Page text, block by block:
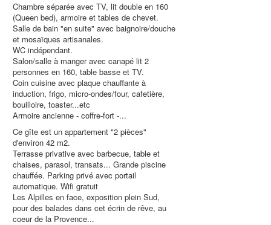
Chambre séparée avec TV, lit double en 160
(Queen bed), armoire et tables de chevet.
Salle de bain "en suite" avec baignoire/douche
et mosaïques artisanales.
WC indépendant.
Salon/salle à manger avec canapé lit 2
personnes en 160, table basse et TV.
Coin cuisine avec plaque chauffante à
induction, frigo, micro-ondes/four, cafetière,
bouilloire, toaster...etc
Armoire ancienne - coffre-fort -...
Ce gîte est un appartement "2 pièces"
d'environ 42 m2.
Terrasse privative avec barbecue, table et
chaises, parasol, transats... Grande piscine
chauffée. Parking privé avec portail
automatique. Wifi gratuit
Les Alpilles en face, exposition plein Sud,
pour des balades dans cet écrin de rêve, au
coeur de la Provence...